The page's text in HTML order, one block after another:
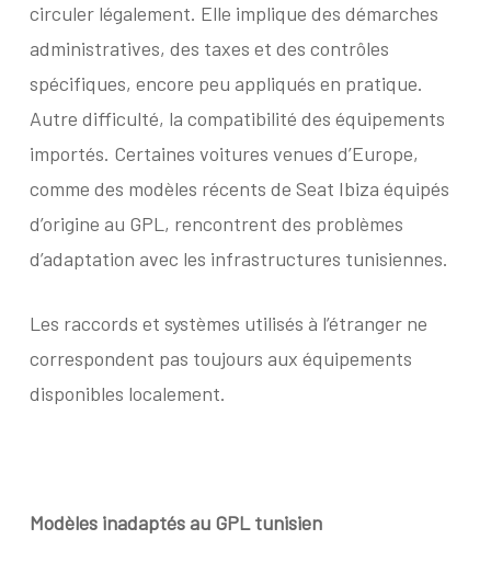
circuler légalement. Elle implique des démarches
administratives, des taxes et des contrôles
spécifiques, encore peu appliqués en pratique.
Autre difficulté, la compatibilité des équipements
importés. Certaines voitures venues d’Europe,
comme des modèles récents de Seat Ibiza équipés
d’origine au GPL, rencontrent des problèmes
d’adaptation avec les infrastructures tunisiennes.
Les raccords et systèmes utilisés à l’étranger ne
correspondent pas toujours aux équipements
disponibles localement.
Modèles inadaptés au GPL tunisien